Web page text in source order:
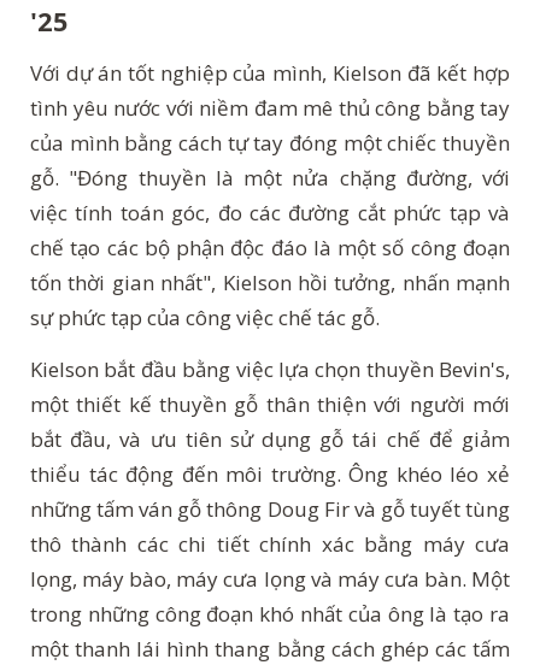
'25
Với dự án tốt nghiệp của mình, Kielson đã kết hợp
tình yêu nước với niềm đam mê thủ công bằng tay
của mình bằng cách tự tay đóng một chiếc thuyền
gỗ. "Đóng thuyền là một nửa chặng đường, với
việc tính toán góc, đo các đường cắt phức tạp và
chế tạo các bộ phận độc đáo là một số công đoạn
tốn thời gian nhất", Kielson hồi tưởng, nhấn mạnh
sự phức tạp của công việc chế tác gỗ.
Kielson bắt đầu bằng việc lựa chọn thuyền Bevin's,
một thiết kế thuyền gỗ thân thiện với người mới
bắt đầu, và ưu tiên sử dụng gỗ tái chế để giảm
thiểu tác động đến môi trường. Ông khéo léo xẻ
những tấm ván gỗ thông Doug Fir và gỗ tuyết tùng
thô thành các chi tiết chính xác bằng máy cưa
lọng, máy bào, máy cưa lọng và máy cưa bàn. Một
trong những công đoạn khó nhất của ông là tạo ra
một thanh lái hình thang bằng cách ghép các tấm